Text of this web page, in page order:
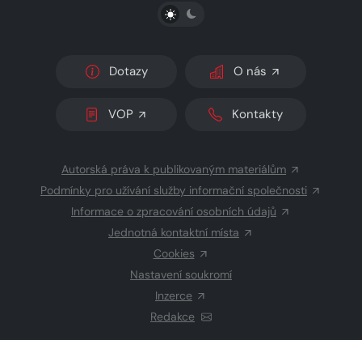
PŘEPNOUT SVĚTLÝ/TMAVÝ REŽIM
Dotazy O nás
VOP Kontakty
Autorská práva k publikovaným materiálům
Podmínky pro užívání služby informační společnosti
Informace o zpracování osobních údajů
Jednotná kontaktní místa
Cookies
Nastavení soukromí
Inzerce
Redakce